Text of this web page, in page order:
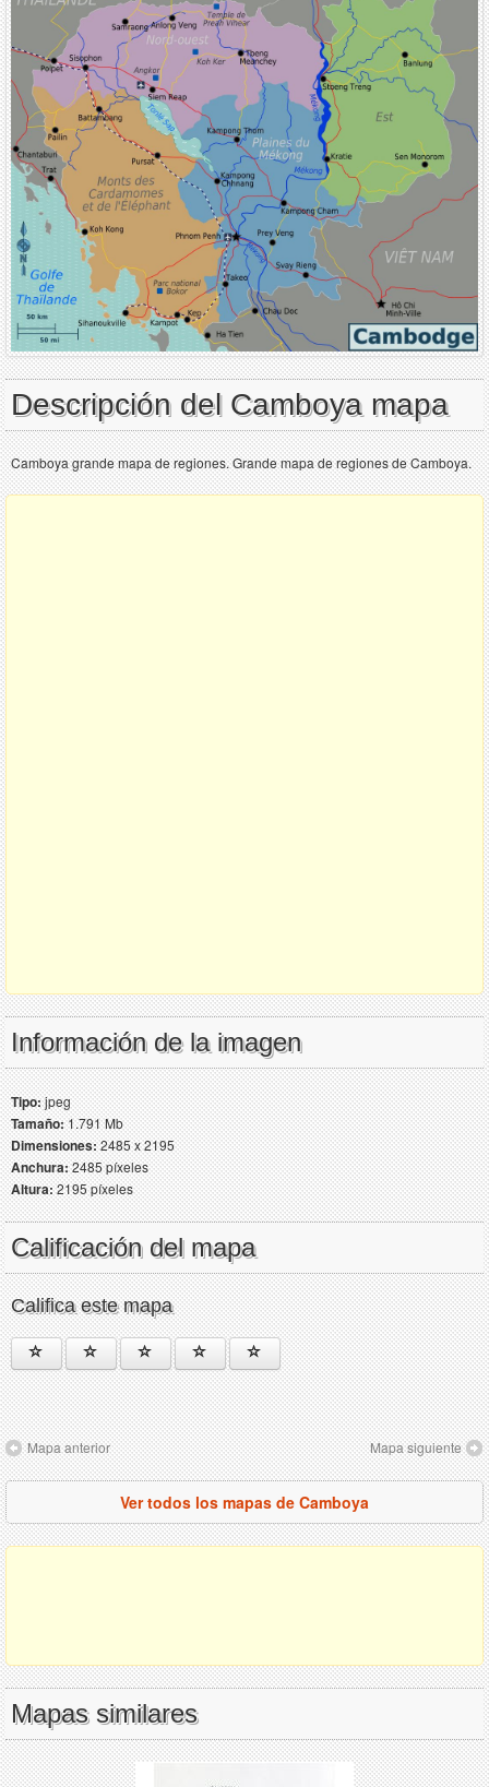
Descripción del Camboya mapa
Camboya grande mapa de regiones. Grande mapa de regiones de Camboya.
Información de la imagen
Tipo:jpeg
Tamaño:1.791 Mb
Dimensiones:2485 x 2195
Anchura:2485 píxeles
Altura:2195 píxeles
Calificación del mapa
Califica este mapa
Mapa anterior Mapa siguiente
Ver todos los mapas de Camboya
Mapas similares